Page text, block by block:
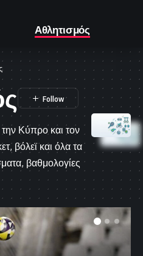
Αθλητισμός
Κύπρο και τον
βόλεϊ και όλα τα
βαθμολογίες